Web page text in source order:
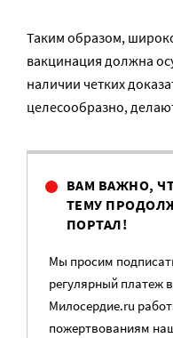
Таким образом,
вакцинация должна
наличии четких
целесообразно,
ВАМ ВАЖНО,
ТЕМУ
ПОРТАЛ!
Мы просим
регулярный платеж
Милосердие.ru
пожертвованиям